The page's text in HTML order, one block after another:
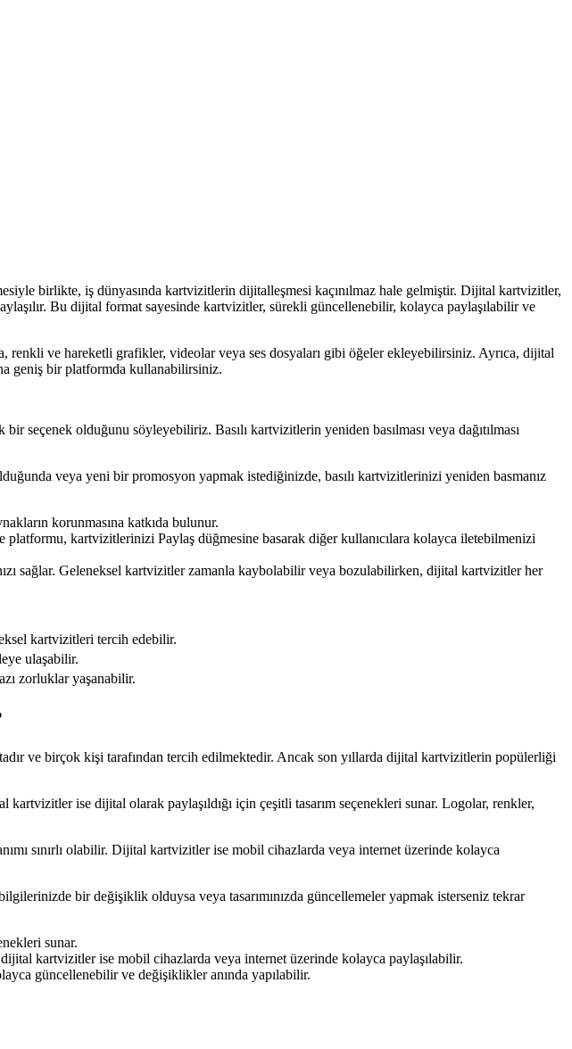
birlikte, iş dünyasında kartvizitlerin dijitalleşmesi kaçınılmaz hale gelmiştir. Dijital kartvizitler,
Bu dijital format sayesinde kartvizitler, sürekli güncellenebilir, kolayca paylaşılabilir ve
renkli ve hareketli grafikler, videolar veya ses dosyaları gibi öğeler ekleyebilirsiniz. Ayrıca, dijital
geniş bir platformda kullanabilirsiniz.
olduğunu söyleyebiliriz. Basılı kartvizitlerin yeniden basılması veya dağıtılması
veya yeni bir promosyon yapmak istediğinizde, basılı kartvizitlerinizi yeniden basmanız
korunmasına katkıda bulunur.
kartvizitlerinizi Paylaş düğmesine basarak diğer kullanıcılara kolayca iletebilmenizi
sağlar. Geleneksel kartvizitler zamanla kaybolabilir veya bozulabilirken, dijital kartvizitler her
kartvizitleri tercih edebilir.
ulaşabilir.
zorluklar yaşanabilir.
ve birçok kişi tarafından tercih edilmektedir. Ancak son yıllarda dijital kartvizitlerin popülerliği
kartvizitler ise dijital olarak paylaşıldığı için çeşitli tasarım seçenekleri sunar. Logolar, renkler,
sınırlı olabilir. Dijital kartvizitler ise mobil cihazlarda veya internet üzerinde kolayca
bir değişiklik olduysa veya tasarımınızda güncellemeler yapmak isterseniz tekrar
sunar.
kartvizitler ise mobil cihazlarda veya internet üzerinde kolayca paylaşılabilir.
güncellenebilir ve değişiklikler anında yapılabilir.